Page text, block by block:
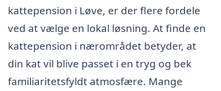
kattepension i Løve, er der flere fordele
ved at vælge en lokal løsning. At finde en
kattepension i nærområdet betyder, at
din kat vil blive passet i en tryg og bek
familiaritetsfyldt atmosfære. Mange